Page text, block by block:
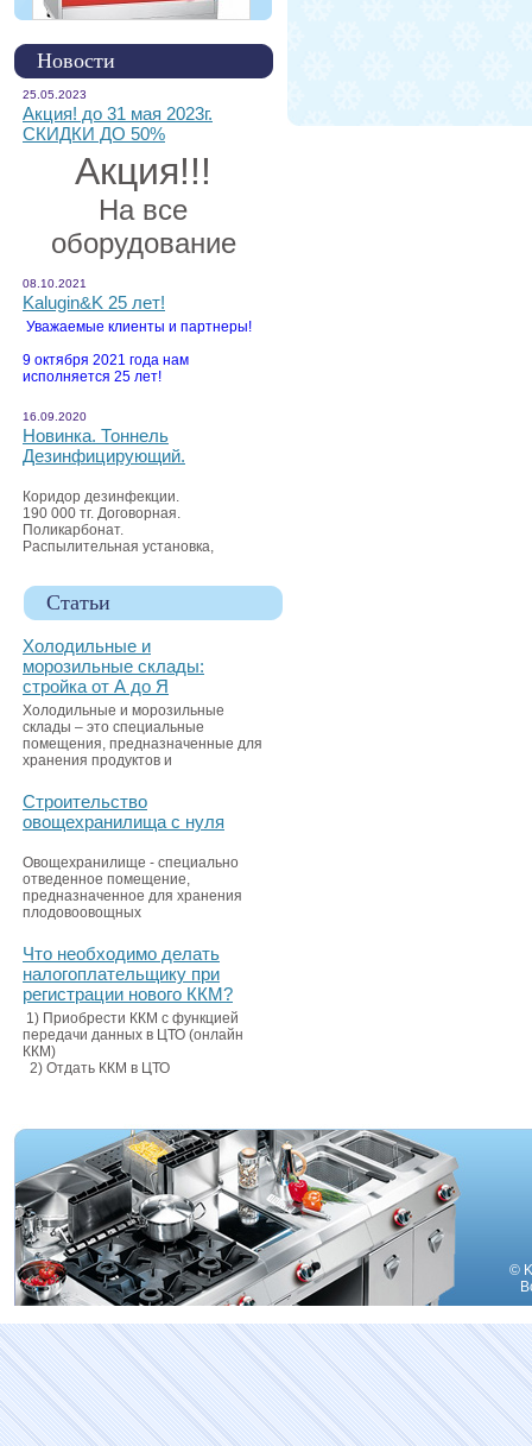
Новости
25.05.2023
Акция! до 31 мая 2023г.
СКИДКИ ДО 50%
Акция!!!
На все
оборудование
08.10.2021
Kalugin&K 25 лет!
Уважаемые клиенты и партнеры!
9 октября 2021 года нам
исполняется 25 лет!
16.09.2020
Новинка. Тоннель
Дезинфицирующий.
Коридор дезинфекции.
190 000 тг. Договорная.
Поликарбонат.
Распылительная установка,
Статьи
Холодильные и
морозильные склады:
стройка от А до Я
Холодильные и морозильные
склады – это специальные
помещения, предназначенные для
хранения продуктов и
Строительство
овощехранилища с нуля
Овощехранилище - специально
отведенное помещение,
предназначенное для хранения
плодовоовощных
Что необходимо делать
налогоплательщику при
регистрации нового ККМ?
1) Приобрести ККМ с функцией
передачи данных в ЦТО (онлайн
ККМ)
2) Отдать ККМ в ЦТО
©